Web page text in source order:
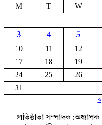
M
T W
3
4 5
10
11 12
17
18 19
24
25 26
31
প্রতিষ্ঠাতা সম্পাদক